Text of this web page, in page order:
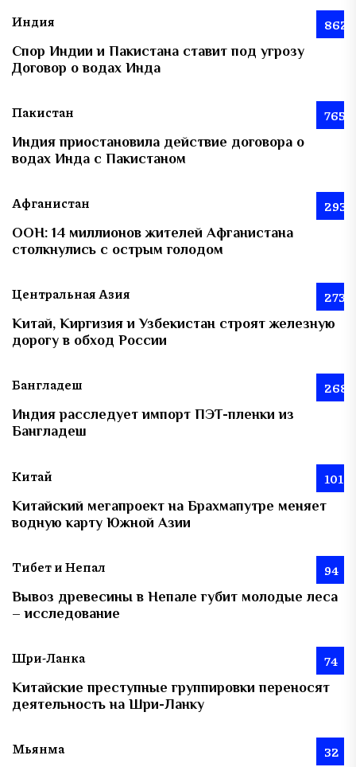
Индия 862
Спор Индии и Пакистана ставит под угрозу
Договор о водах Инда
Пакистан 765
Индия приостановила действие договора о
водах Инда с Пакистаном
Афганистан 293
ООН: 14 миллионов жителей Афганистана
столкнулись с острым голодом
Центральная Азия 273
Китай, Киргизия и Узбекистан строят железную
дорогу в обход России
Бангладеш 268
Индия расследует импорт ПЭТ-пленки из
Бангладеш
Китай 101
Китайский мегапроект на Брахмапутре меняет
водную карту Южной Азии
Тибет и Непал 94
Вывоз древесины в Непале губит молодые леса
– исследование
Шри-Ланка 74
Китайские преступные группировки переносят
деятельность на Шри-Ланку
Мьянма 32